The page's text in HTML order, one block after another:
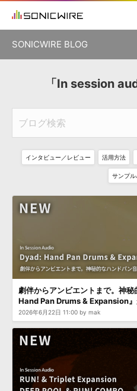
ソフト音源 »
プラグイン・エフェクト »
サンプルパック »
ソフトウェア／ツール »
効果音 »
BGM »
キャンペーン »
特集 »
ニュースレター »
DTMガイド »
FAQ »
お問い合わせ »
APS
初音ミク V4X 鏡音リン
SYLENTH1
VOCALOID
TOONTRACK
DUBSTEP
ELECTRONICA
プラグイン・
ソフトウェア／ツール
SONICWIRE BLOG
カテゴリ一覧
記事一覧
「In session
インタビュー／レビュー 活用方法
サンプル
劇伴からアンビエントまで。神
Hand Pan Drums & Expansion
2026年6月22日 11:00 by mak